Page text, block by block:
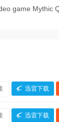
game Mythic
迅雷下载
迅雷下载